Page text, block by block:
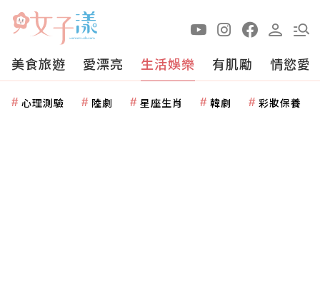
美食旅遊 愛漂亮 生活娛樂 有肌勵 情慾愛
心理測驗 陸劇 星座生肖 韓劇 彩妝保養